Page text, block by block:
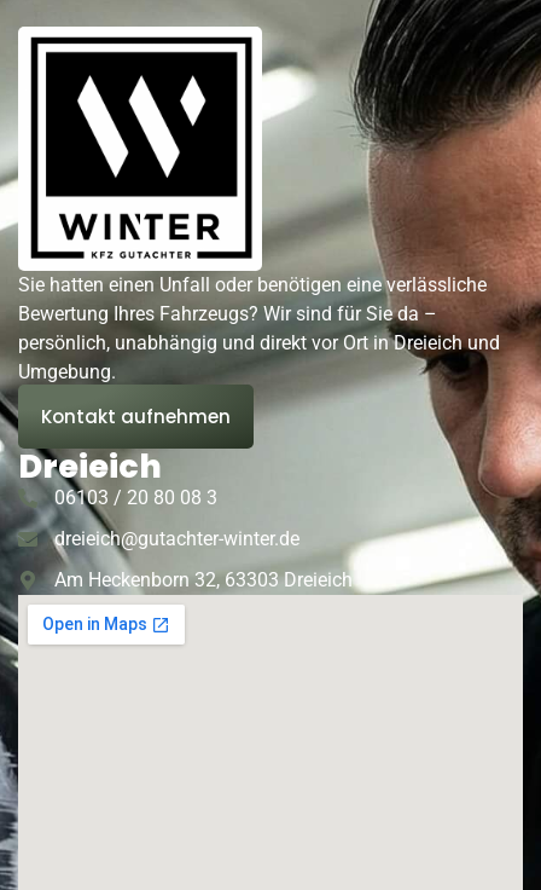
Sie hatten einen Unfall oder benötigen eine verlässliche
Bewertung Ihres Fahrzeugs? Wir sind für Sie da –
persönlich, unabhängig und direkt vor Ort in Dreieich und
Umgebung.
Kontakt aufnehmen
Dreieich
06103 / 20 80 08 3
dreieich@gutachter-winter.de
Am Heckenborn 32, 63303 Dreieich